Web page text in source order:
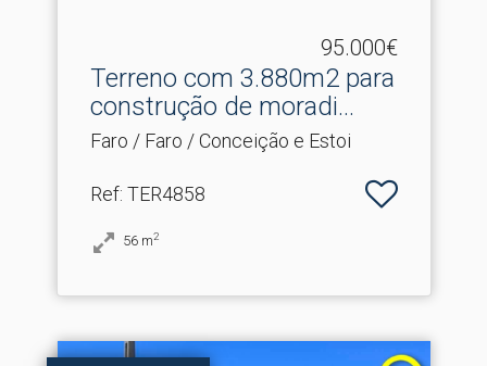
95.000€
Terreno com 3.​880m2 para
construção de moradi...
Faro / Faro / Conceição e Estoi
Ref: TER4858
56 m2